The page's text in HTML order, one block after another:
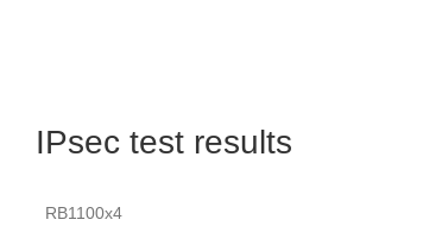
IPsec test results
RB1100x4